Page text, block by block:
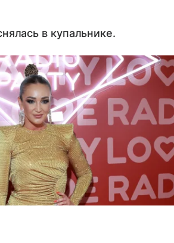
в купальнике.